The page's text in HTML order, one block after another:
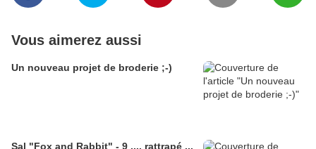
Vous aimerez aussi
Un nouveau projet de broderie ;-)
Sal "Fox and Rabbit" - 9 .... rattrapé ...